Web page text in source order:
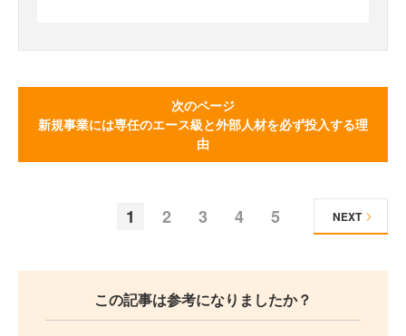
次のページ
新規事業には専任のエース級と外部人材を必ず投入する理
由
1 2 3 4 5 NEXT
この記事は参考になりましたか？